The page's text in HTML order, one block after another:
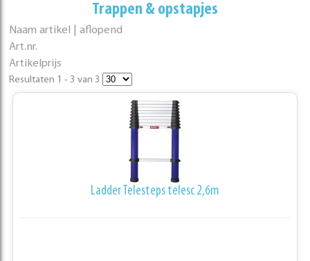
Trappen & opstapjes
Naam artikel | aflopend
Art.nr.
Artikelprijs
Resultaten 1 - 3 van 3
Ladder Telesteps telesc 2,6m